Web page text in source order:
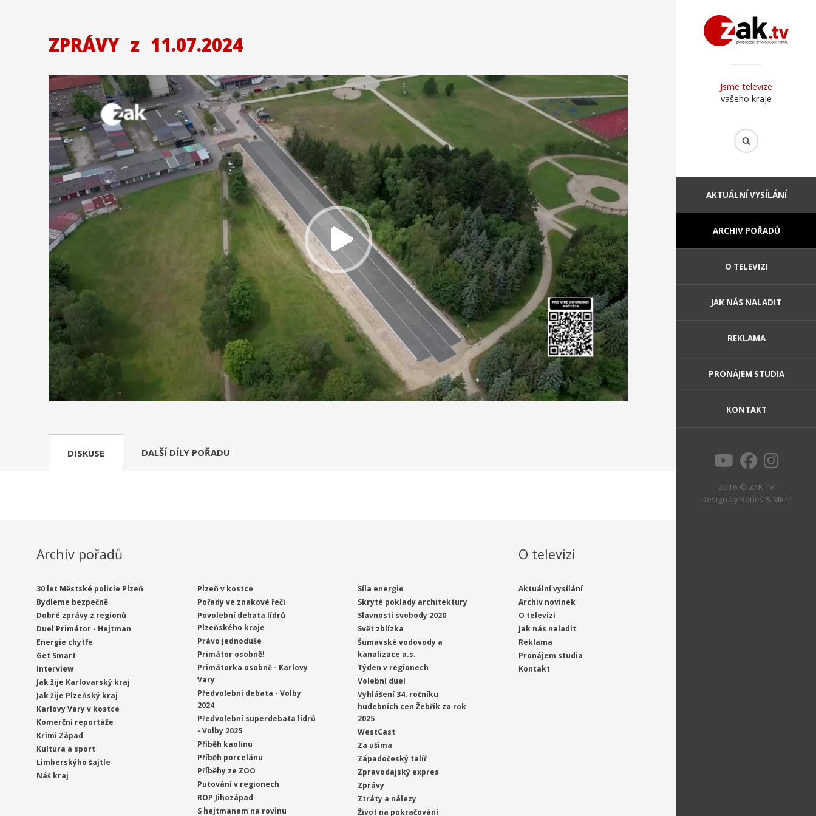
Jsme televize
vašeho kraje
AKTUÁLNÍ VYSÍLÁNÍ
ARCHIV POŘADŮ
O TELEVIZI
JAK NÁS NALADIT
REKLAMA
PRONÁJEM STUDIA
KONTAKT
2016 © ZAK TV
Design by Beneš & Michl
ZPRÁVY z 11.07.2024
DISKUSE DALŠÍ DÍLY POŘADU
Archiv pořadů
30 let Městské policie Plzeň
Bydleme bezpečně
Dobré zprávy z regionů
Duel Primátor - Hejtman
Energie chytře
Get Smart
Interview
Jak žije Karlovarský kraj
Jak žije Plzeňský kraj
Karlovy Vary v kostce
Komerční reportáže
Krimi Západ
Kultura a sport
Limberskýho šajtle
Náš kraj
Plzeň v kostce
Pořady ve znakové řeči
Povolební debata lídrů
Plzeňského kraje
Právo jednoduše
Primátor osobně!
Primátorka osobně - Karlovy
Vary
Předvolební debata - Volby
2024
Předvolební superdebata lídrů
- Volby 2025
Příběh kaolinu
Příběh porcelánu
Příběhy ze ZOO
Putování v regionech
ROP Jihozápad
S hejtmanem na rovinu
Síla energie
Skryté poklady architektury
Slavnosti svobody 2020
Svět zblízka
Šumavské vodovody a
kanalizace a.s.
Týden v regionech
Volební duel
Vyhlášení 34. ročníku
hudebních cen Žebřík za rok
2025
WestCast
Za ušima
Západočeský talíř
Zpravodajský expres
Zprávy
Ztráty a nálezy
Život na pokračování
O televizi
Aktuální vysílání
Archiv novinek
O televizi
Jak nás naladit
Reklama
Pronájem studia
Kontakt